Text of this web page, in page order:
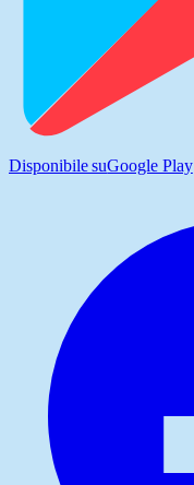
Disponibile suGoogle Play